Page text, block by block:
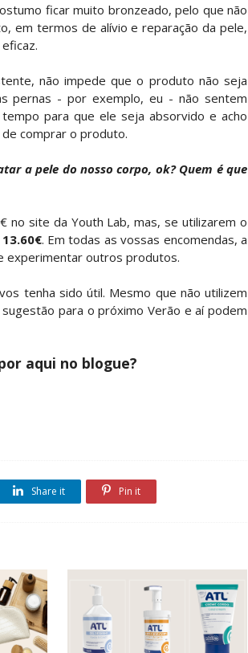
ficar muito bronzeado, pelo que não
em termos de alívio e reparação da pele,
não impede que o produto não seja
pernas - por exemplo, eu - não sentem
para que ele seja absorvido e acho
comprar o produto.
a pele do nosso corpo, ok? Quem é que
no site da Youth Lab, mas, se utilizarem o
. Em todas as vossas encomendas, a
experimentar outros produtos.
tenha sido útil. Mesmo que não utilizem
para o próximo Verão e aí podem
aqui no blogue?
Share it Pin it